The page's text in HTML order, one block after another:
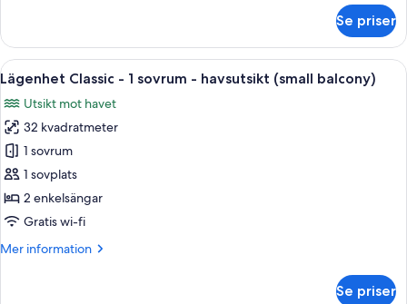
Classic
1
sovrum
(small
balcony)
Se priser
Öppna
alla
foton
för
Lägenhet
Classic
-
1
-
En balkong med ett bord och stolar,
8
Lägenhet Classic - 1 sovrum - havsutsikt (small balcony)
Utsikt mot havet
32 kvadratmeter
1 sovrum
1 sovplats
2 enkelsängar
Gratis wi-fi
Mer information
Mer
Se priser